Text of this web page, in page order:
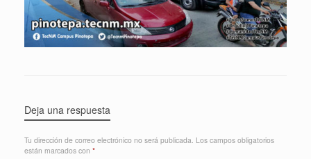
Deja una respuesta
Tu dirección de correo electrónico no será publicada. Los campos obligatorios
están marcados con *